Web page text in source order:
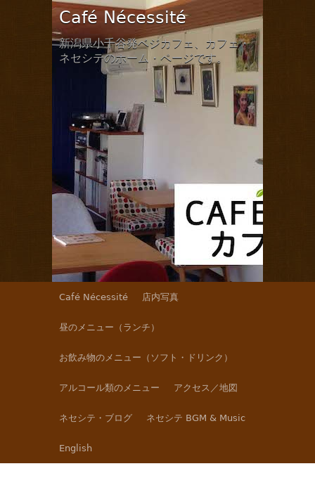
Café Nécessité
新潟県小千谷発ベジカフェ、カフェ・
ネセシテのホーム・ページです。
Café Nécessité 店内写真
昼のメニュー（ランチ）
お飲み物のメニュー（ソフト・ドリンク）
アルコール類のメニュー アクセス／地図
ネセシテ・ブログ ネセシテ BGM & Music
English